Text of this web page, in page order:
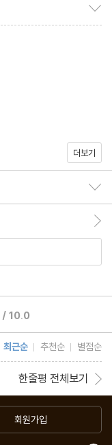
더보기
/ 10.0
최근순 추천순 별점순
한줄평 전체보기
회원가입